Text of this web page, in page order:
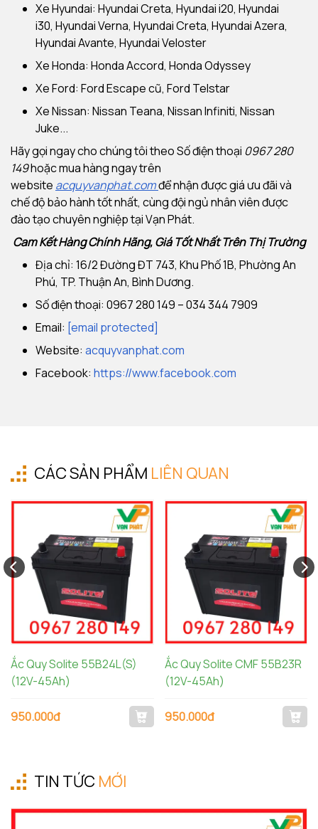
Xe Hyundai: Hyundai Creta, Hyundai i20, Hyundai
i30, Hyundai Verna, Hyundai Creta, Hyundai Azera,
Hyundai Avante, Hyundai Veloster
Xe Honda: Honda Accord, Honda Odyssey
Xe Ford: Ford Escape cũ, Ford Telstar
Xe Nissan: Nissan Teana, Nissan Infiniti, Nissan
Juke...
Hãy gọi ngay cho chúng tôi theo Số điện thoại 0967 280
149hoặc mua hàng ngay trên
website acquyvanphat.comđể nhận được giá ưu đãi và
chế độ bảo hành tốt nhất, cùng đội ngủ nhân viên được
đào tạo chuyên nghiệp tại Vạn Phát.
Cam Kết Hàng Chính Hãng, Giá Tốt Nhất Trên Thị Trường
Địa chỉ: 16/2 Đường ĐT 743, Khu Phố 1B, Phường An
Phú, TP. Thuận An, Bình Dương.
Số điện thoại: 0967 280 149 – 034 344 7909
Email: [email protected]
Website: acquyvanphat.com
Facebook: https://www.facebook.com
CÁC SẢN PHẨM LIÊN QUAN
Ắc Quy Solite 55B24L(S)
(12V-45Ah)
950.000đ
Ắc Quy Solite CMF 55B23R
(12V-45Ah)
950.000đ
TIN TỨC MỚI